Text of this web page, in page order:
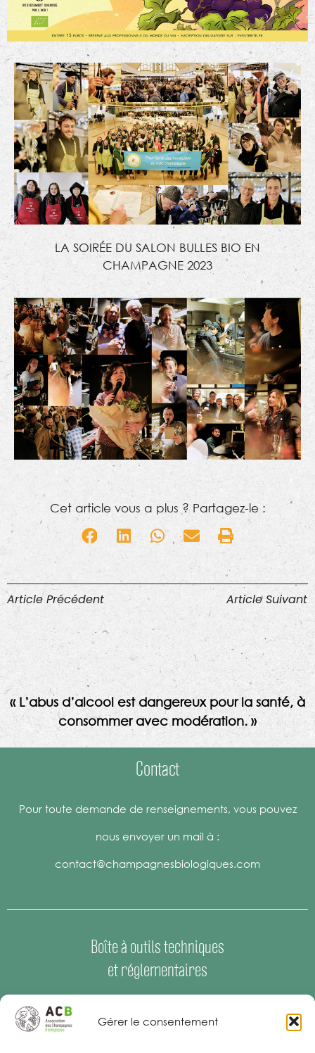
Gérer le consentement
LA SOIRÉE DU SALON BULLES BIO EN
CHAMPAGNE 2023
Cet article vous a plus ? Partagez-le :
Article Précédent Article Suivant
« L’abus d’alcool est dangereux pour la santé, à
consommer avec modération. »
Contact
Pour toute demande de renseignements, vous pouvez
nous envoyer un mail à :
contact@champagnesbiologiques.com
Boîte à outils techniques
et réglementaires
Espace Presse